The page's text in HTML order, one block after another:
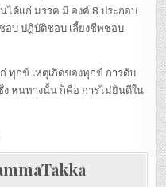
ด้แก่ มรรค มี องค์ 8 ประกอบ
อบ ปฏิบัติชอบ เลี้ยงชีพชอบ
ทุกข์ เหตุเกิดของทุกข์ การดับ
หนทางนั้น ก็คือ การไม่ยินดีใน